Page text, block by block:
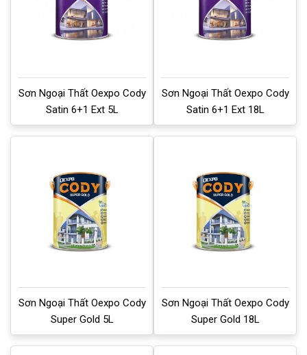
Sơn Ngoại Thất Oexpo Cody
Satin 6+1 Ext 5L
Sơn Ngoại Thất Oexpo Cody
Satin 6+1 Ext 18L
Sơn Ngoại Thất Oexpo Cody
Super Gold 5L
Sơn Ngoại Thất Oexpo Cody
Super Gold 18L